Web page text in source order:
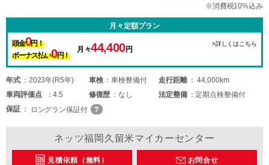
※消費税10%込み
月々定額プラン
頭金0円！
ボーナス払い0円！
月々44,400円
>詳しくはこちら
年式 2023年(R5年) 車検 車検整備付 走行距離
44,000km
車両評価点 4.5 修復歴 なし 法定整備
定期点検整備付
保証
ロングラン保証付
ネッツ福岡久留米マイカーセンター
見積依頼（無料） お問合せ